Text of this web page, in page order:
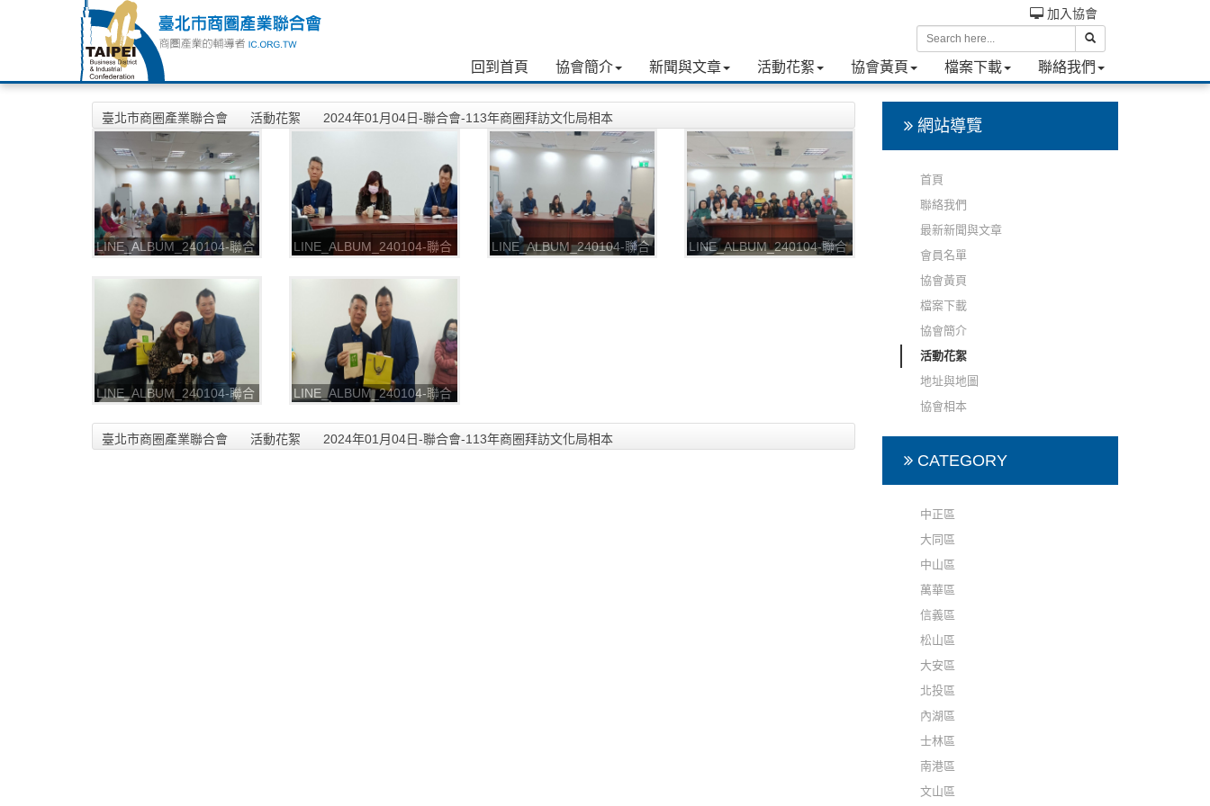
回到首頁 協會簡介 新聞與文章 活動花絮 協會黃頁 檔案下載 聯絡我們
加入協會
臺北市商圈產業聯合會 活動花絮 2024年01月04日-聯合會-113年商圈拜訪文化局相本
LINE_ALBUM_240104-聯合
_240109_5
LINE_ALBUM_240104-聯合
_240109_6
LINE_ALBUM_240104-聯合
LINE_ALBUM_240104-聯合
LINE_ALBUM_240104-聯合
LINE_ALBUM_240104-聯合
臺北市商圈產業聯合會 活動花絮 2024年01月04日-聯合會-113年商圈拜訪文化局相本
網站導覽
首頁
聯絡我們
最新新聞與文章
會員名單
協會黃頁
檔案下載
協會簡介
活動花絮
地址與地圖
協會相本
CATEGORY
中正區
大同區
中山區
萬華區
信義區
松山區
大安區
北投區
內湖區
士林區
南港區
文山區